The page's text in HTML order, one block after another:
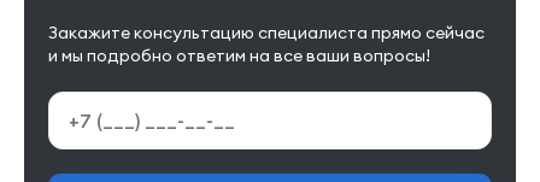
Закажите консультацию специалиста прямо сейчас
и мы подробно ответим на все ваши вопросы!